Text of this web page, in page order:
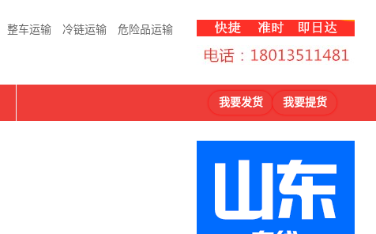
整车运输 冷链运输 危险品运输
我要发货 我要提货